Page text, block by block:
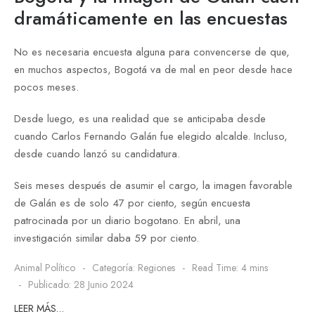
dramáticamente en las encuestas
No es necesaria encuesta alguna para convencerse de que,
en muchos aspectos, Bogotá va de mal en peor desde hace
pocos meses.
Desde luego, es una realidad que se anticipaba desde
cuando Carlos Fernando Galán fue elegido alcalde. Incluso,
desde cuando lanzó su candidatura.
Seis meses después de asumir el cargo, la imagen favorable
de Galán es de solo 47 por ciento, según encuesta
patrocinada por un diario bogotano. En abril, una
investigación similar daba 59 por ciento.
Animal Político Categoría: Regiones
Read Time: 4 mins
Publicado: 28 Junio 2024
LEER MÁS…